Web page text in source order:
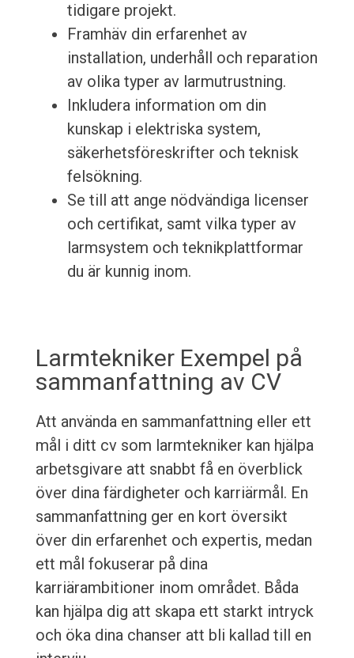
tidigare projekt.
Framhäv din erfarenhet av
installation, underhåll och reparation
av olika typer av larmutrustning.
Inkludera information om din
kunskap i elektriska system,
säkerhetsföreskrifter och teknisk
felsökning.
Se till att ange nödvändiga licenser
och certifikat, samt vilka typer av
larmsystem och teknikplattformar
du är kunnig inom.
Larmtekniker Exempel på
sammanfattning av CV
Att använda en sammanfattning eller ett
mål i ditt cv som larmtekniker kan hjälpa
arbetsgivare att snabbt få en överblick
över dina färdigheter och karriärmål. En
sammanfattning ger en kort översikt
över din erfarenhet och expertis, medan
ett mål fokuserar på dina
karriärambitioner inom området. Båda
kan hjälpa dig att skapa ett starkt intryck
och öka dina chanser att bli kallad till en